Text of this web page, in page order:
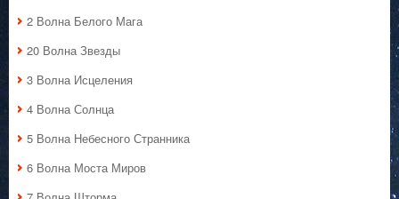
2 Волна Белого Мага
20 Волна Звезды
3 Волна Исцеления
4 Волна Солнца
5 Волна Небесного Странника
6 Волна Моста Миров